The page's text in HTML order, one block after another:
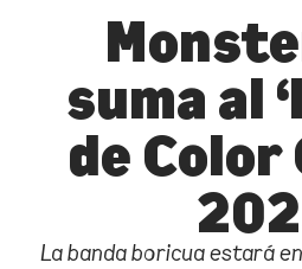
suma al
de Color
La banda boricua estará